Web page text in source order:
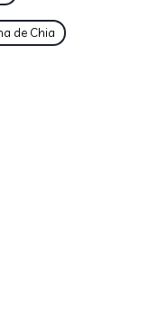
de Chia